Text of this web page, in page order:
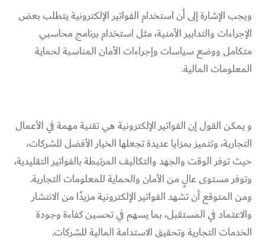
ويجب الإشارة إلى أن استخدام الفواتير الإلكترونية يتطلب بعض
الإجراءات والتدابير الأمنية، مثل استخدام برنامج محاسبي
متكامل ووضع سياسات وإجراءات الأمان المناسبة لحماية
المعلومات المالية.
و يمكن القول إن الفواتير الإلكترونية هي تقنية مهمة في الأعمال
التجارية، وتتميز بمزايا عديدة تجعلها الخيار الأفضل للشركات،
حيث توفر الوقت والجهد والتكاليف المرتبطة بالفواتير التقليدية،
وتوفر مستوى عالٍ من الأمان والحماية للمعلومات التجارية.
ومن المتوقع أن تشهد الفواتير الإلكترونية مزيدًا من الانتشار
والاعتماد في المستقبل، بما يسهم في تحسين كفاءة وجودة
الخدمات التجارية وتحقيق الاستدامة المالية للشركات.